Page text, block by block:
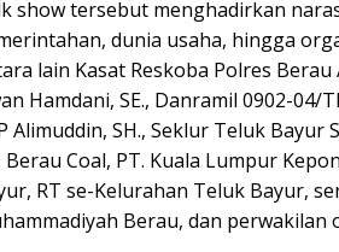
show tersebut menghadirkan
dunia usaha, hingga
lain Kasat Reskoba Polres Berau
Hamdani, SE., Danramil 0902-04/
Alimuddin, SH., Seklur Teluk
Berau Coal, PT. Kuala Lumpur
RT se-Kelurahan Teluk Bayur,
Berau, dan perwakilan